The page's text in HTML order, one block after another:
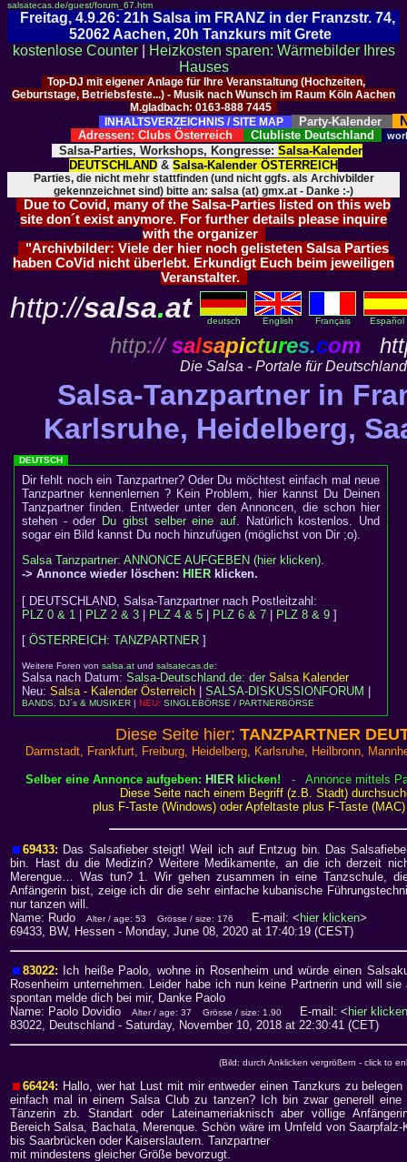
salsatecas.de/guest/forum_67.htm
Freitag, 4.9.26: 21h Salsa im FRANZ in der Franzstr. 74,
52062 Aachen, 20h Tanzkurs mit Grete
kostenlose Counter|
Heizkosten sparen: Wärmebilder Ihres
Hauses
Top-DJ mit eigener Anlage für Ihre Veranstaltung (Hochzeiten,
Geburtstage, Betriebsfeste...) - Musik nach Wunsch im Raum Köln Aachen
M.gladbach: 0163-888 7445
INHALTSVERZEICHNIS / SITE MAP
Party-Kalender
Adressen: Clubs Österreich Clubliste Deutschland
Salsa-Parties, Workshops, Kongresse: Salsa-Kalender
DEUTSCHLAND & Salsa-Kalender ÖSTERREICH
Parties, die nicht mehr stattfinden (und nicht ggfs. als Archivbilder
gekennzeichnet sind) bitte an: salsa (at) gmx.at - Danke :-)
Due to Covid, many of the Salsa-Parties listed on this web
site don´t exist anymore. For further details please inquire
with the organizer
"Archivbilder: Viele der hier noch gelisteten Salsa Parties
haben CoVid nicht überlebt. Erkundigt Euch beim jeweiligen
Veranstalter.
http://salsa.at deutsch English Français Español
http:// salsapictures.com
Die Salsa - Portale für
Salsa-Tanzpartner in
Karlsruhe, Heidelberg,
DEUTSCH
Dir fehlt noch ein Tanzpartner? Oder Du möchtest einfach mal neue
Tanzpartner kennenlernen ? Kein Problem, hier kannst Du Deinen
Tanzpartner finden. Entweder unter den Annoncen, die schon hier
stehen - oder Du gibst selber eine auf. Natürlich kostenlos. Und
sogar ein Bild kannst Du noch hinzufügen (möglichst von Dir ;o).
Salsa Tanzpartner: ANNONCE AUFGEBEN (hier klicken).
-> Annonce wieder löschen: HIER klicken.
[ DEUTSCHLAND, Salsa-Tanzpartner nach Postleitzahl:
PLZ 0 & 1
PLZ 2 & 3 PLZ 4 & 5 PLZ 6 & 7 PLZ 8 & 9 ]
[ ÖSTERREICH: TANZPARTNER ]
Weitere Foren von salsa.at und salsatecas.de:
Salsa nach Datum: Salsa-Deutschland.de: der Salsa Kalender
Neu: Salsa - Kalender Österreich SALSA-DISKUSSIONFORUM
BANDS, DJ´s & MUSIKER | NEU: SINGLEBÖRSE / PARTNERBÖRSE
Diese Seite hier: TANZPARTNER
Darmstadt, Frankfurt, Freiburg, Heidelberg, Karlsruhe, Heilbronn,
Selber eine Annonce aufgeben: HIERklicken!
- Annonce mittels
Diese Seite nach einem Begriff (z.B. Stadt)
plus F-Taste (Windows) oder Apfeltaste plus F-Taste
69433: Das Salsafieber steigt! Weil ich auf Entzug bin. Das
bin. Hast du die Medizin? Weitere Medikamente, an die ich derzeit
Merengue… Was tun? 1. Wir gehen zusammen in eine Tanzschule,
Anfängerin bist, zeige ich dir die sehr einfache kubanische
nur tanzen will.
Name: Rudo
Alter / age: 53 Grösse / size: 176 E-mail: < hier klicken>
69433, BW, Hessen - Monday, June 08, 2020 at 17:40:19 (CEST)
83022:
Ich heiße Paolo, wohne in Rosenheim und würde einen
Rosenheim unternehmen. Leider habe ich nun keine Partnerin und will
spontan melde dich bei mir, Danke Paolo
Name: Paolo Dovidio
Alter / age: 37 Grösse / size: 1.90 E-mail: < hier klicken
83022, Deutschland - Saturday, November 10, 2018 at 22:30:41 (CET)
(Bild: durch Anklicken vergrößern - click to
66424: Hallo, wer hat Lust mit mir entweder einen Tanzkurs zu belegen
einfach mal in einem Salsa Club zu tanzen? Ich bin zwar generell eine
Tänzerin zb. Standart oder Lateinameriaknisch aber völlige
Bereich Salsa, Bachata, Merenque. Schön wäre im Umfeld von Saarpfalz-
bis Saarbrücken oder Kaiserslautern. Tanzpartner
mit mindestens gleicher Größe bevorzugt.